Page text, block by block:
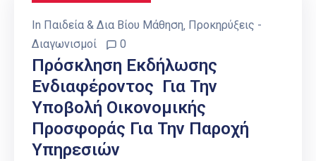
In Παιδεία & Δια Βίου Μάθηση‚ Προκηρύξεις -
Διαγωνισμοί
0
Πρόσκληση Εκδήλωσης
Ενδιαφέροντος Για Την
Υποβολή Οικονομικής
Προσφοράς Για Την Παροχή
Υπηρεσιών